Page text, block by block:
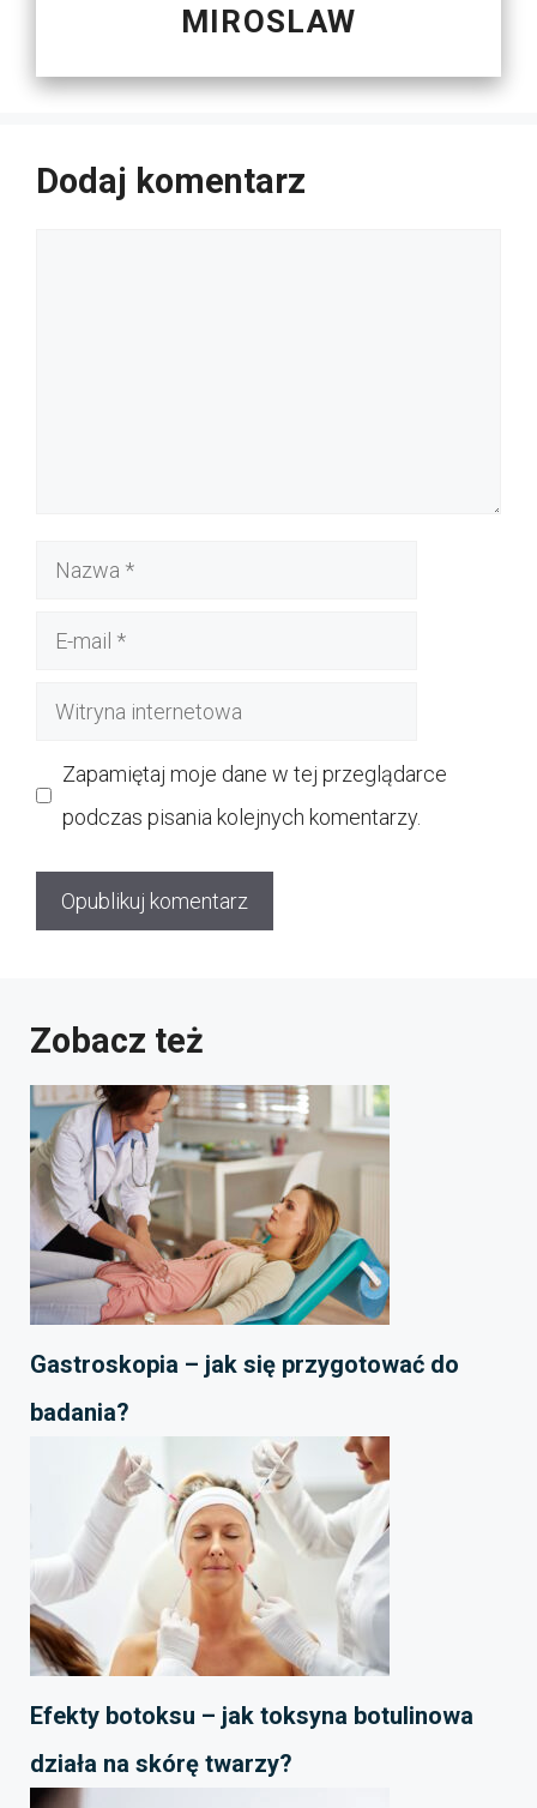
MIROSLAW
Dodaj komentarz
Nazwa
Witryna
Zapamiętaj moje dane w tej przeglądarce
podczas pisania kolejnych komentarzy.
Zobacz też
Gastroskopia – jak się przygotować do
badania?
Efekty botoksu – jak toksyna botulinowa
działa na skórę twarzy?